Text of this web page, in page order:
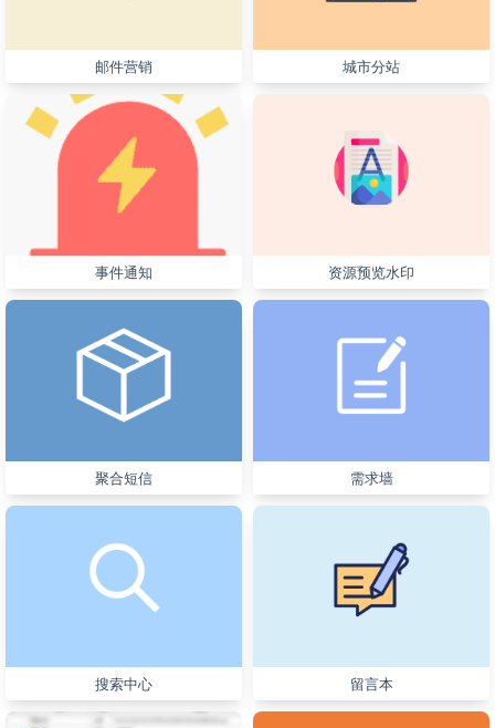
邮件营销 城市分站
事件通知 资源预览水印
聚合短信 需求墙
搜索中心 留言本